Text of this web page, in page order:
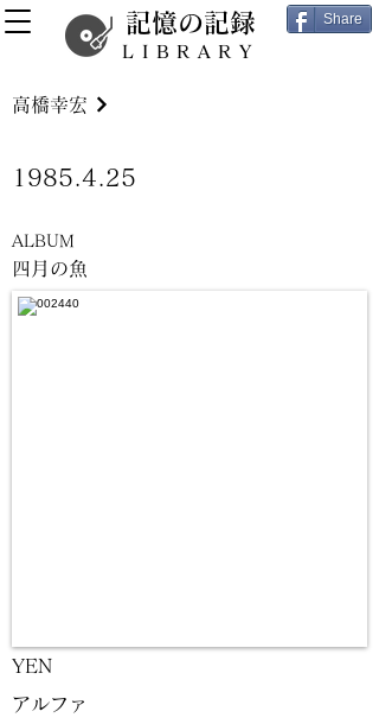
記憶の記録
LIBRARY
Share
四月の魚
高橋幸宏
1985.4.25
ALBUM
YEN
アルファ